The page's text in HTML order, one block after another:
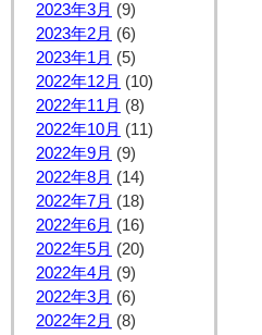
2023年3月 (9)
2023年2月 (6)
2023年1月 (5)
2022年12月 (10)
2022年11月 (8)
2022年10月 (11)
2022年9月 (9)
2022年8月 (14)
2022年7月 (18)
2022年6月 (16)
2022年5月 (20)
2022年4月 (9)
2022年3月 (6)
2022年2月 (8)